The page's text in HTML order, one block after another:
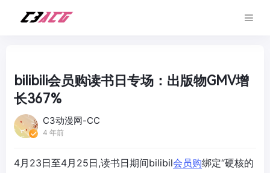
bilibili会员购读书日专场：出版物GMV增
长367%
C3动漫网-CC
4 年前
4月23日至4月25日,读书日期间bilibil会员购绑定“硬核的